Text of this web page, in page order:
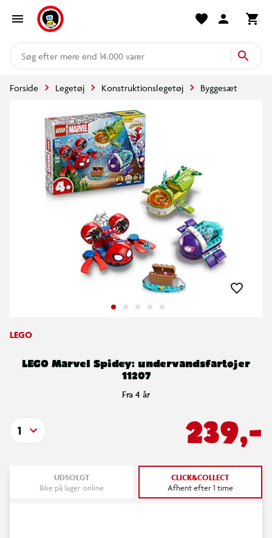
mere end 14.000 varer
Forside Legetøj Konstruktionslegetøj Byggesæt
LEGO
LEGO Marvel Spidey: undervandsfartøjer
11207
Fra 4 år
239,-
1
UDSOLGT
Ikke på lager online
CLICK&COLLECT
Afhent efter 1 time